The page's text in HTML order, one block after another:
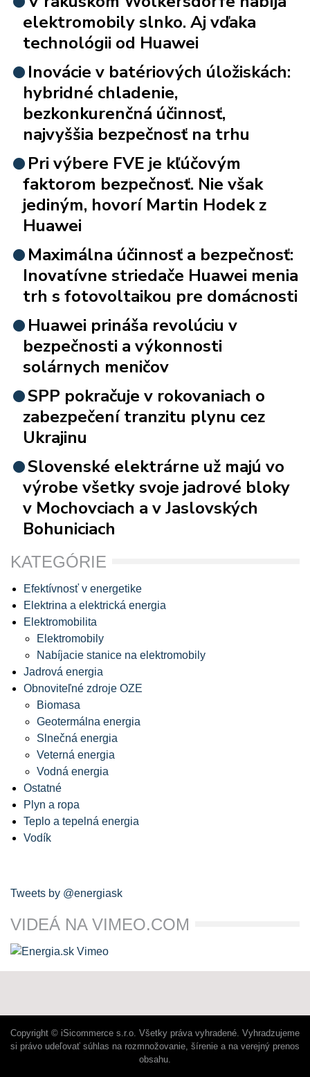
elektromobily slnko. Aj vďaka
technológii od Huawei
Inovácie v batériových úložiskách:
hybridné chladenie,
bezkonkurenčná účinnosť,
najvyššia bezpečnosť na trhu
Pri výbere FVE je kľúčovým
faktorom bezpečnosť. Nie však
jediným, hovorí Martin Hodek z
Huawei
Maximálna účinnosť a bezpečnosť:
Inovatívne striedače Huawei menia
trh s fotovoltaikou pre domácnosti
Huawei prináša revolúciu v
bezpečnosti a výkonnosti
solárnych meničov
SPP pokračuje v rokovaniach o
zabezpečení tranzitu plynu cez
Ukrajinu
Slovenské elektrárne už majú vo
výrobe všetky svoje jadrové bloky
v Mochovciach a v Jaslovských
Bohuniciach
KATEGÓRIE
Efektívnosť v energetike
Elektrina a elektrická energia
Elektromobilita
Elektromobily
Nabíjacie stanice na elektromobily
Jadrová energia
Obnoviteľné zdroje OZE
Biomasa
Geotermálna energia
Slnečná energia
Veterná energia
Vodná energia
Ostatné
Plyn a ropa
Teplo a tepelná energia
Vodík
Tweets by @energiask
VIDEÁ NA VIMEO.COM
Copyright © iSicommerce s.r.o. Všetky práva vyhradené. Vyhradzujeme
si právo udeľovať súhlas na rozmnožovanie, šírenie a na verejný prenos
obsahu.